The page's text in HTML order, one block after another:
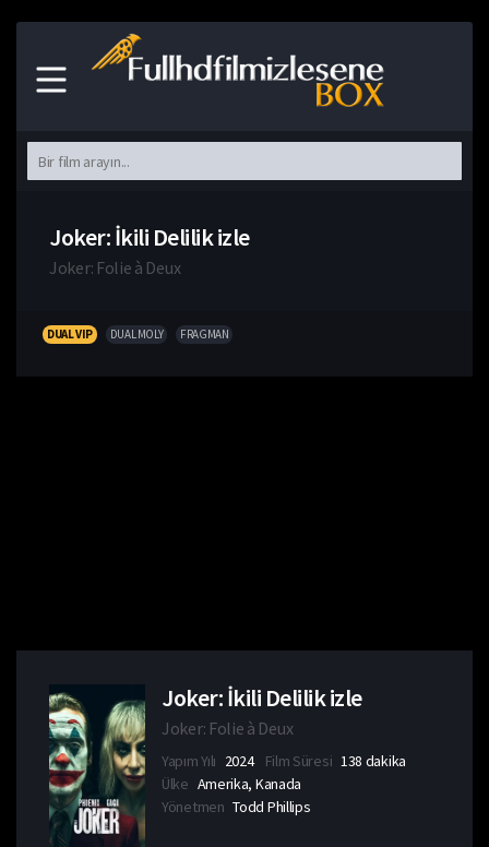
Joker: İkili Delilik izle
Joker: Folie à Deux
DUAL VIP DUAL MOLY FRAGMAN
Joker: İkili Delilik izle
Joker: Folie à Deux
Yapım Yılı 2024 Film Süresi 138 dakika
Ülke Amerika, Kanada
Yönetmen Todd Phillips